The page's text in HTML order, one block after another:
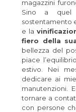
magazzini
Sino a quel
sostentamento
e la
fiero della
bellezza del
piace
estivo. Nei
dedicare ai
manutenzioni.
tornare a
con persone